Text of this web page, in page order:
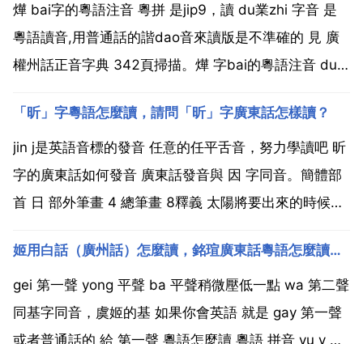
燁 bai字的粵語注音 粵拼 是jip9，讀 du業zhi 字音 是
粵語讀音,用普通話的諧dao音來讀版是不準確的 見 廣
權州話正音字典 342頁掃描。燁 字bai的粵語注音 du
的諧音來讀是不準確的 見答 廣州話正音字典 342頁...
「昕」字粵語怎麼讀，請問「昕」字廣東話怎樣讀？
jin j是英語音標的發音 任意的任平舌音，努力學讀吧 昕
字的廣東話如何發音 廣東話發音與 因 字同音。簡體部
首 日 部外筆畫 4 總筆畫 8釋義 太陽將要出來的時候。
庭。初昕 ch x n 謂太陽剛要升起。昕天 x n ti n ...
姬用白話（廣州話）怎麼讀，銘瑄廣東話粵語怎麼讀？？？
gei 第一聲 yong 平聲 ba 平聲稍微壓低一點 wa 第二聲
同基字同音，虞姬的基 如果你會英語 就是 gay 第一聲
或者普通話的 給 第一聲 粵語怎麼讀 粵語 拼音 yu y 釋